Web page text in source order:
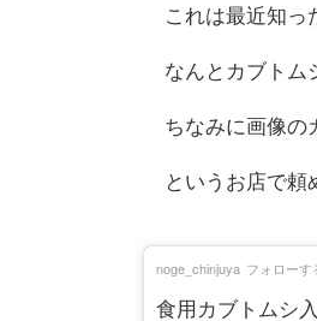
これは最近知っ
なんとカブトム
ちなみに画像の
というお店で頼
食用カブトムシ
noge_chinjuya フォローす